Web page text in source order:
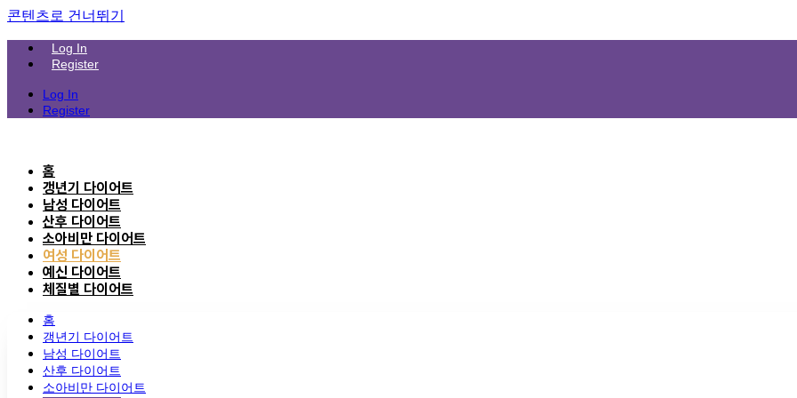
콘텐츠로 건너뛰기
Log In
Register
Log In
Register
홈
갱년기 다이어트
남성 다이어트
산후 다이어트
소아비만 다이어트
여성 다이어트
예신 다이어트
체질별 다이어트
홈
갱년기 다이어트
남성 다이어트
산후 다이어트
소아비만 다이어트